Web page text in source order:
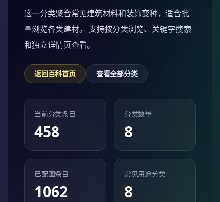
这一分类聚合常见建筑材料和装饰变种，适合批
量浏览各类建材。 支持按分类浏览、关键字搜索
和独立详情页查看。
返回百科首页 查看全部分类
当前分类条目
458
分类数量
8
已配图条目
1062
常见用途分类
8